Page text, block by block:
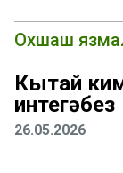
Охшаш
Кытай
интегәбез
26.05.2026